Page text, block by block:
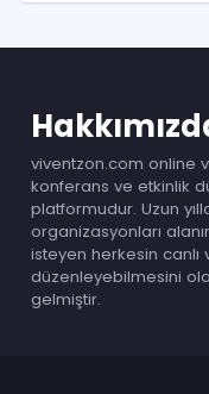
viventzon.com online
konferans ve etkinlik
platformudur. Uzun
organizasyonları
isteyen herkesin
düzenleyebilmesini
gelmiştir.